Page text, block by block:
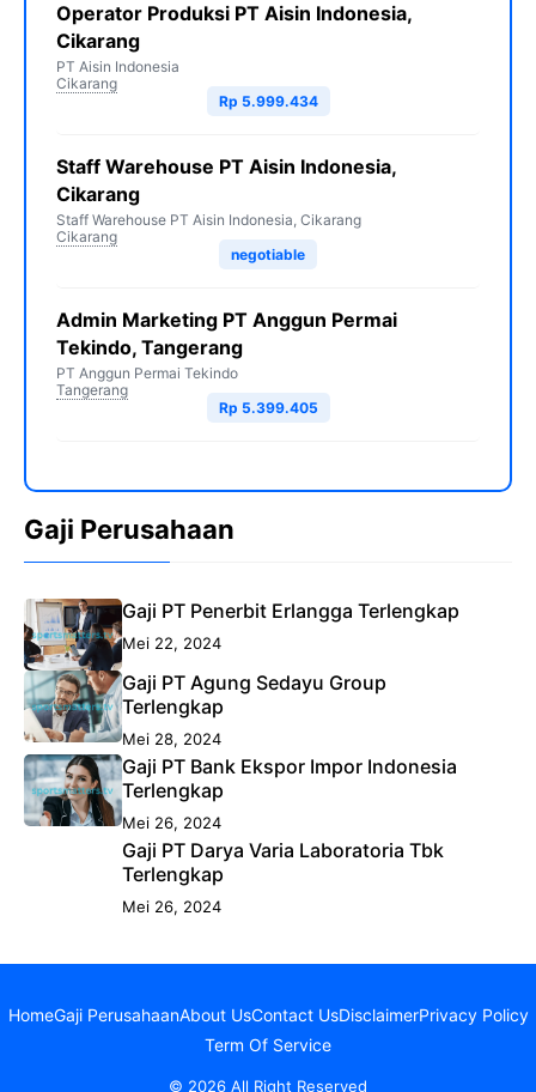
Operator Produksi PT Aisin Indonesia,
Cikarang
PT Aisin Indonesia
Cikarang
Rp 5.999.434
Staff Warehouse PT Aisin Indonesia,
Cikarang
Staff Warehouse PT Aisin Indonesia, Cikarang
Cikarang
negotiable
Admin Marketing PT Anggun Permai
Tekindo, Tangerang
PT Anggun Permai Tekindo
Tangerang
Rp 5.399.405
Gaji Perusahaan
Gaji PT Penerbit Erlangga Terlengkap
Mei 22, 2024
Gaji PT Agung Sedayu Group
Terlengkap
Mei 28, 2024
Gaji PT Bank Ekspor Impor Indonesia
Terlengkap
Mei 26, 2024
Gaji PT Darya Varia Laboratoria Tbk
Terlengkap
Mei 26, 2024
HomeGaji PerusahaanAbout UsContact UsDisclaimerPrivacy Policy
Term Of Service
© 2026 All Right Reserved